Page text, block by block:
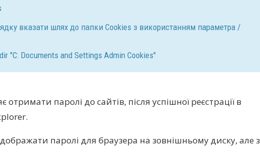
вказати шлях до папки Cookies з використанням параметра /
"C: Documents and Settings Admin Cookies"
отримати паролі до сайтів, після успішної реєстрації в
паролі для браузера на зовнішньому диску, але з